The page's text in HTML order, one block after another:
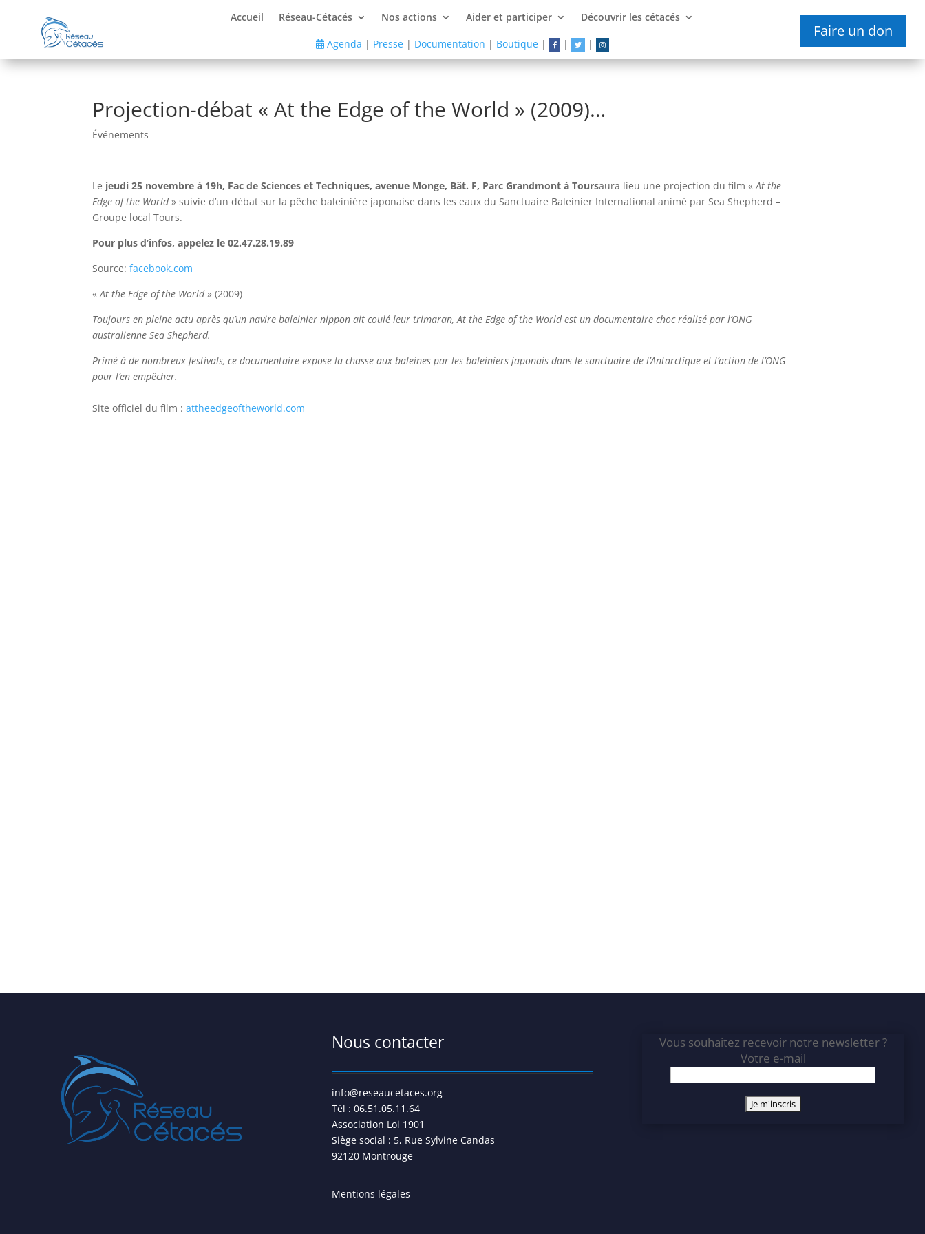
Accueil Réseau-Cétacés Nos actions Aider et participer Découvrir les cétacés
Agenda | Presse| Documentation | Boutique| | |
Faire un don
Projection-débat « At the Edge of the World » (2009)…
Événements
Le jeudi 25 novembre à 19h, Fac de Sciences et Techniques, avenue Monge, Bât. F, Parc Grandmont à Toursaura lieu une projection du film «At the
Edge of the World» suivie d’un débat sur la pêche baleinière japonaise dans les eaux du Sanctuaire Baleinier International animé par Sea Shepherd –
Groupe local Tours.
Pour plus d’infos, appelez le 02.47.28.19.89
Source:facebook.com
«At the Edge of the World» (2009)
Toujours en pleine actu après qu’un navire baleinier nippon ait coulé leur trimaran, At the Edge of the World est un documentaire choc réalisé par l’ONG
australienne Sea Shepherd.
Primé à de nombreux festivals, ce documentaire expose la chasse aux baleines par les baleiniers japonais dans le sanctuaire de l’Antarctique et l’action de l’ONG
pour l’en empêcher.
Site officiel du film :attheedgeoftheworld.com
Nous contacter
info@reseaucetaces.org
Tél : 06.51.05.11.64
Association Loi 1901
Siège social : 5, Rue Sylvine Candas
92120 Montrouge
Mentions légales
Vous souhaitez recevoir notre newsletter ?
Votre e-mail